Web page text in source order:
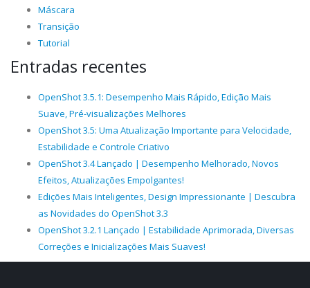
Máscara
Transição
Tutorial
Entradas recentes
OpenShot 3.5.1: Desempenho Mais Rápido, Edição Mais
Suave, Pré-visualizações Melhores
OpenShot 3.5: Uma Atualização Importante para Velocidade,
Estabilidade e Controle Criativo
OpenShot 3.4 Lançado | Desempenho Melhorado, Novos
Efeitos, Atualizações Empolgantes!
Edições Mais Inteligentes, Design Impressionante | Descubra
as Novidades do OpenShot 3.3
OpenShot 3.2.1 Lançado | Estabilidade Aprimorada, Diversas
Correções e Inicializações Mais Suaves!